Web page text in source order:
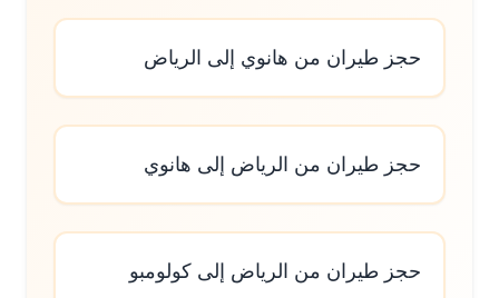
حجز طيران من هانوي إلى الرياض
حجز طيران من الرياض إلى هانوي
حجز طيران من الرياض إلى كولومبو